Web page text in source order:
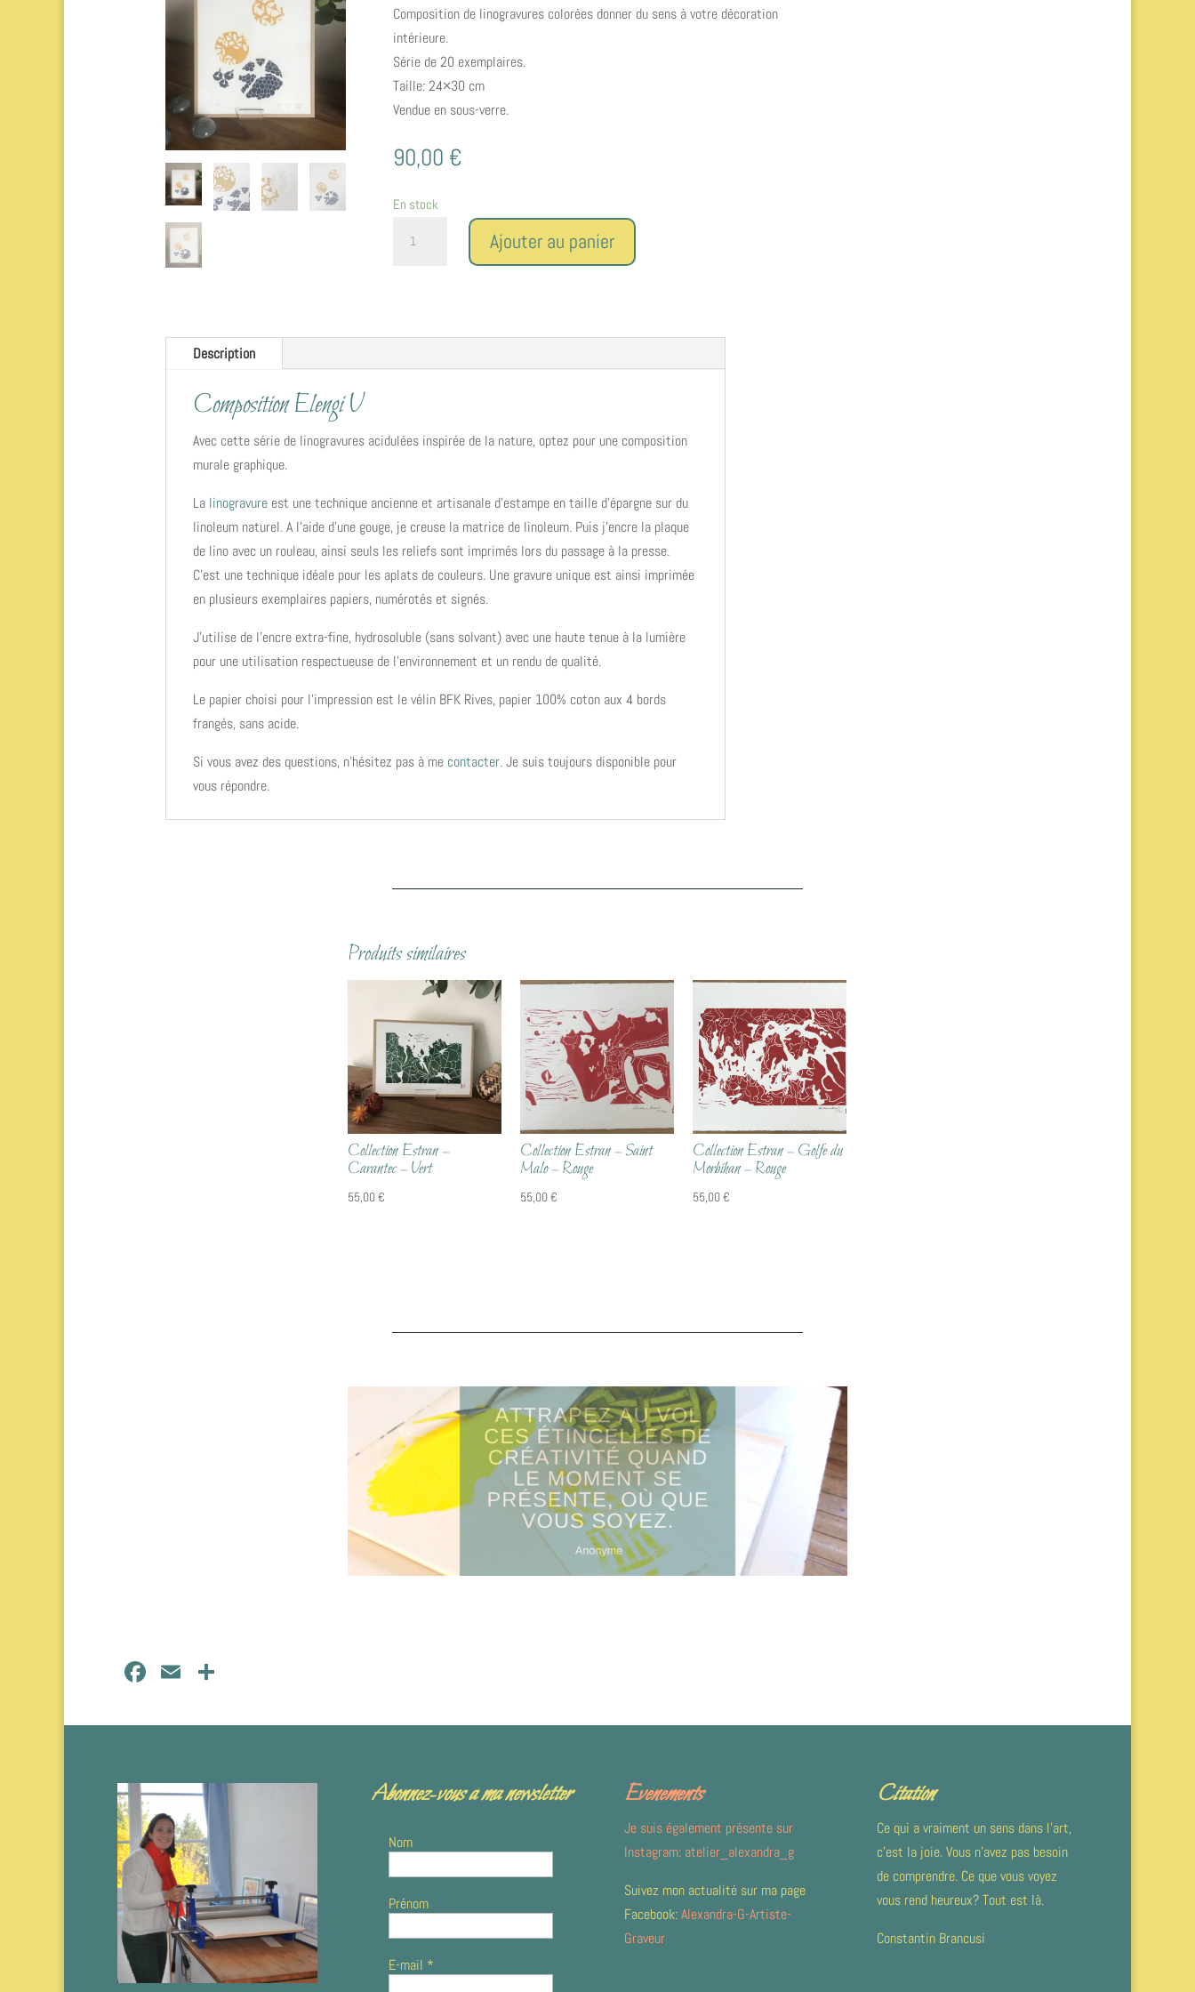
Composition de linogravures colorées donner du sens à votre décoration
intérieure.
Série de 20 exemplaires.
Taille: 24×30 cm
Vendue en sous-verre.
90,00 €
En stock
V
Ajouter au panier
Description
Composition Elengi V
Avec cette série de linogravures acidulées inspirée de la nature, optez pour une composition
murale graphique.
La linogravure est une technique ancienne et artisanale d’estampe en taille d’épargne sur du
linoleum naturel. A l’aide d’une gouge, je creuse la matrice de linoleum. Puis j’encre la plaque
de lino avec un rouleau, ainsi seuls les reliefs sont imprimés lors du passage à la presse.
C’est une technique idéale pour les aplats de couleurs. Une gravure unique est ainsi imprimée
en plusieurs exemplaires papiers, numérotés et signés.
J’utilise de l’encre extra-fine, hydrosoluble (sans solvant) avec une haute tenue à la lumière
pour une utilisation respectueuse de l’environnement et un rendu de qualité.
Le papier choisi pour l’impression est le vélin BFK Rives, papier 100% coton aux 4 bords
frangés, sans acide.
Si vous avez des questions, n'hésitez pas à me contacter. Je suis toujours disponible pour
vous répondre.
Produits similaires
Collection Estran –
Carantec – Vert
55,00€
Collection Estran – Saint
Malo – Rouge
55,00€
Collection Estran – Golfe du
Morbihan – Rouge
55,00€
Facebook
Email
Abonnez-vous à ma newsletter
Nom
Prénom
E-mail *
Evènements
Je suis également présente sur
Instagram: atelier_alexandra_g
Suivez mon actualité sur ma page
Facebook:Alexandra-G-Artiste-
Graveur
Citation
Ce qui a vraiment un sens dans l’art,
c’est la joie. Vous n’avez pas besoin
de comprendre. Ce que vous voyez
vous rend heureux? Tout est là.
Constantin Brancusi